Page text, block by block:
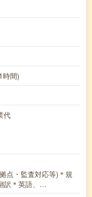
間)
代
点・監査対応等)＊規
訳＊英語、…